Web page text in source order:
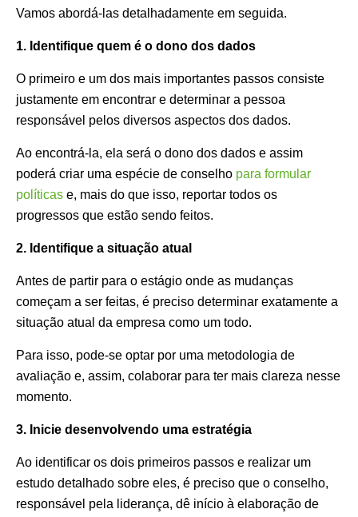
Vamos abordá-las detalhadamente em seguida.
1. Identifique quem é o dono dos dados
O primeiro e um dos mais importantes passos consiste
justamente em encontrar e determinar a pessoa
responsável pelos diversos aspectos dos dados.
Ao encontrá-la, ela será o dono dos dados e assim
poderá criar uma espécie de conselho para formular
políticas e, mais do que isso, reportar todos os
progressos que estão sendo feitos.
2. Identifique a situação atual
Antes de partir para o estágio onde as mudanças
começam a ser feitas, é preciso determinar exatamente a
situação atual da empresa como um todo.
Para isso, pode-se optar por uma metodologia de
avaliação e, assim, colaborar para ter mais clareza nesse
momento.
3. Inicie desenvolvendo uma estratégia
Ao identificar os dois primeiros passos e realizar um
estudo detalhado sobre eles, é preciso que o conselho,
responsável pela liderança, dê início à elaboração de